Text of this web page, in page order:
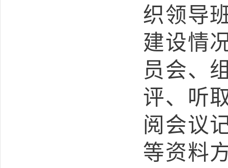
织领导
建设情
员会、
评、听
阅会议
等资料